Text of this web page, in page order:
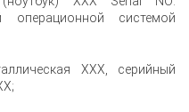
операционной системой
ХХХ, серийный